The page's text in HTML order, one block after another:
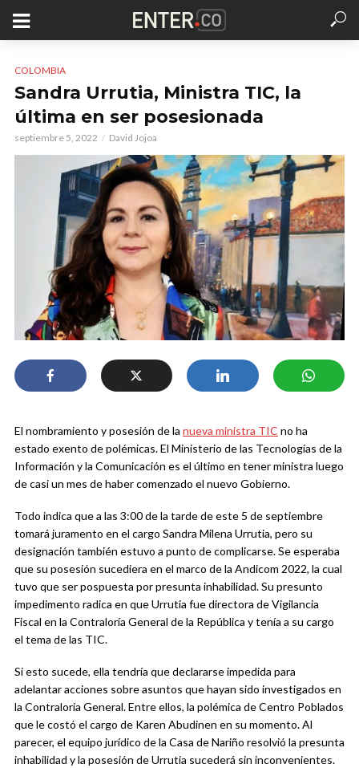
COLOMBIA
Sandra Urrutia, Ministra TIC, la
última en ser posesionada
septiembre 5, 2022 David Jojoa
El nombramiento y posesión de la nueva ministra TIC no ha
estado exento de polémicas. El Ministerio de las Tecnologías de la
Información y la Comunicación es el último en tener ministra luego
de casi un mes de haber comenzado el nuevo Gobierno.
Todo indica que a las 3:00 de la tarde de este 5 de septiembre
tomará juramento en el cargo Sandra Milena Urrutia, pero su
designación también estuvo a punto de complicarse. Se esperaba
que su posesión sucediera en el marco de la Andicom 2022, la cual
tuvo que ser pospuesta por presunta inhabilidad. Su presunto
impedimento radica en que Urrutia fue directora de Vigilancia
Fiscal en la Contraloría General de la República y tenía a su cargo
el tema de las TIC.
Si esto sucede, ella tendría que declararse impedida para
adelantar acciones sobre asuntos que hayan sido investigados en
la Contraloría General. Entre ellos, la polémica de Centro Poblados
que le costó el cargo de Karen Abudinen en su momento. Al
parecer, el equipo jurídico de la Casa de Nariño resolvió la presunta
inhabilidad y la posesión de Urrutia sucederá sin inconvenientes.